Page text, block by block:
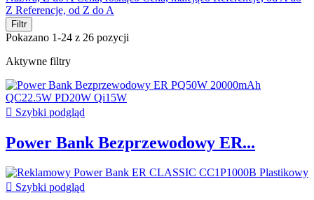
Z Referencje, od Z do A
Filtr
Pokazano 1-24 z 26 pozycji
Aktywne filtry
 Szybki podgląd
Power Bank Bezprzewodowy ER...
 Szybki podgląd